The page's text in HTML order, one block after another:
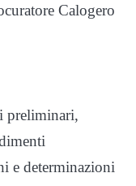
Calogero
preliminari,
e determinazioni